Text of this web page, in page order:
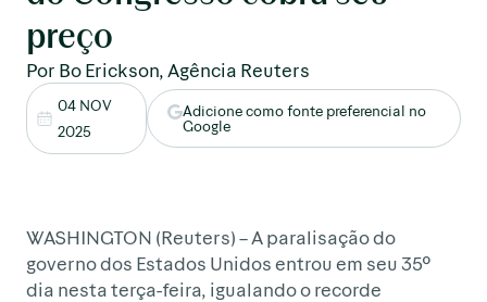
preço
Por Bo Erickson, Agência Reuters
04 NOV
2025
Adicione como fonte preferencial no
Google
WASHINGTON (Reuters) – A paralisação do
governo dos Estados Unidos entrou em seu 35º
dia nesta terça-feira, igualando o recorde